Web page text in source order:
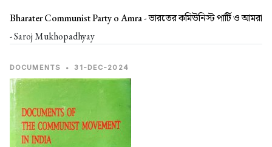
Bharater Communist Party o Amra -ভারতের কমিউনিস্ট পার্টি ও আমরা
- Saroj Mukhopadhyay
DOCUMENTS • 31-DEC-2024